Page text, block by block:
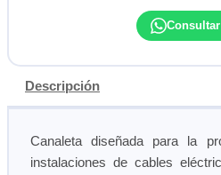
Descripción
Canaleta diseñada para la
instalaciones de cables